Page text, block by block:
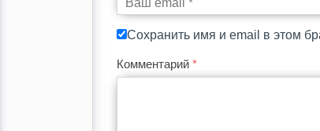
Сохранить имя и email в этом
Комментарий *